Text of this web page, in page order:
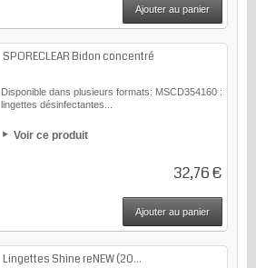
Ajouter au panier
SPORECLEAR Bidon concentré
Disponible dans plusieurs formats: MSCD354160 :
lingettes désinfectantes...
Voir ce produit
32,76 €
Ajouter au panier
Lingettes Shine reNEW (20...